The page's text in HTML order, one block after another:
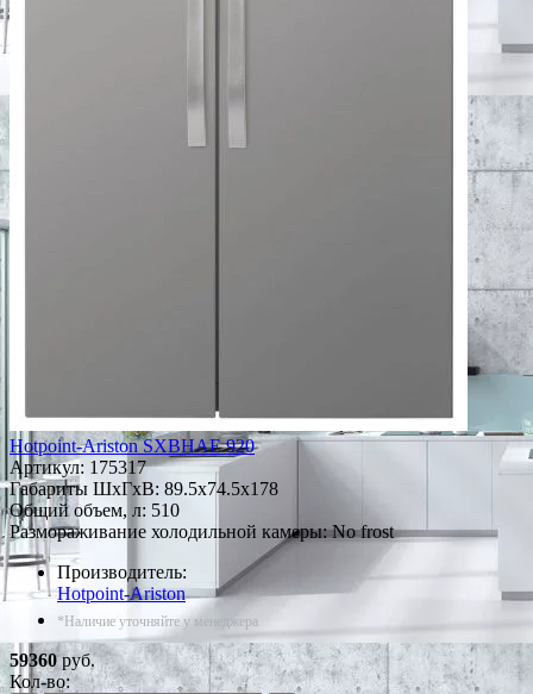
Hotpoint-Ariston SXBHAE 920
Артикул: 175317
Габариты ШxГxВ: 89.5x74.5x178
Общий объем, л: 510
Размораживание холодильной камеры: No frost
Производитель:
Hotpoint-Ariston
*Наличие уточняйте у менеджера
59360руб.
Кол-во: